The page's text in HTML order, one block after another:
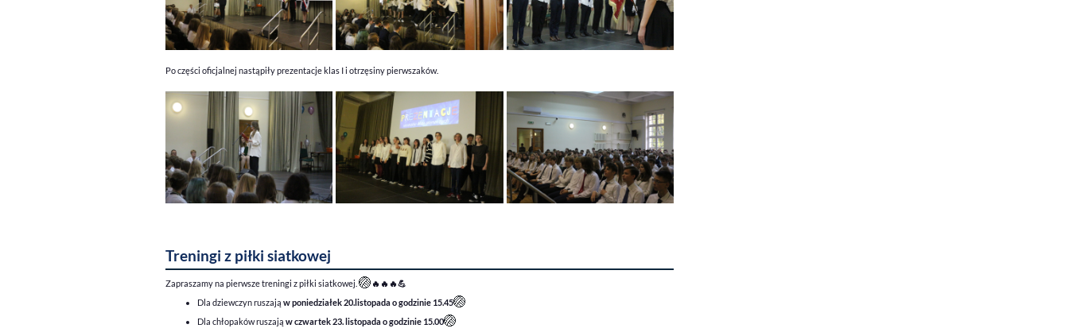
Po części oficjalnej nastąpiłyprezentacje klas I i otrzęsiny pierwszaków.
Treningi z piłki siatkowej
Zapraszamy na pierwsze treningi z piłki siatkowej. 🏐 🔥🔥🔥💪
Dla dziewczyn ruszają w poniedziałek 20.listopada o godzinie 15.45🏐
Dla chłopaków ruszają w czwartek 23. listopada o godzinie 15.00🏐